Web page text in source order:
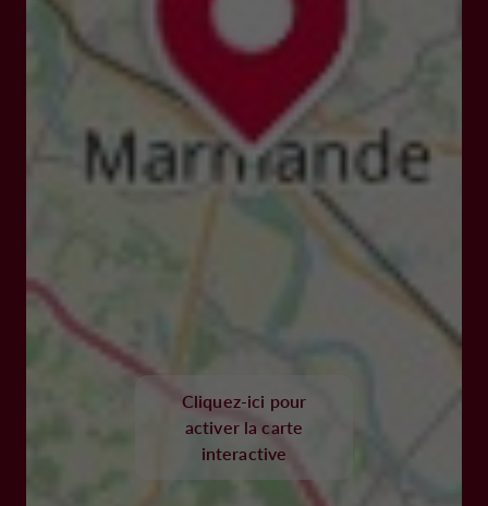
Cliquez-ici pour
activer la carte
interactive